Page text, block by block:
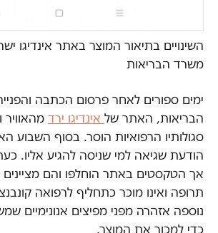
השינויים בתיאור המוצר באתר אינדיגו
משרד הבריאות
ימים ספורים לאחר פרסום הכתבה
הבריאות, האתר של אינדיגו ירד מהאוויר
סגולותיו הרפואיות הוסר. בסוף השבוע
הודעת שגיאה למי שניסה להגיע אליו.
אך הטקסטים באתר הוחלפו והם מציינים
תרופה ואינו מוכר כתחליף לרפואה
נוספה אזהרה מפני מפיצים אנונימיים
כדי למכור את המוצר.